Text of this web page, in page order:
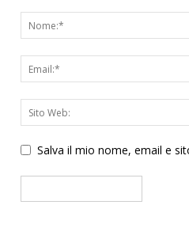
Salva il mio nome, email e